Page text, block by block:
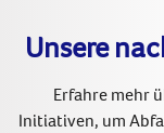
Unsere
Erfahre mehr
Initiativen, um